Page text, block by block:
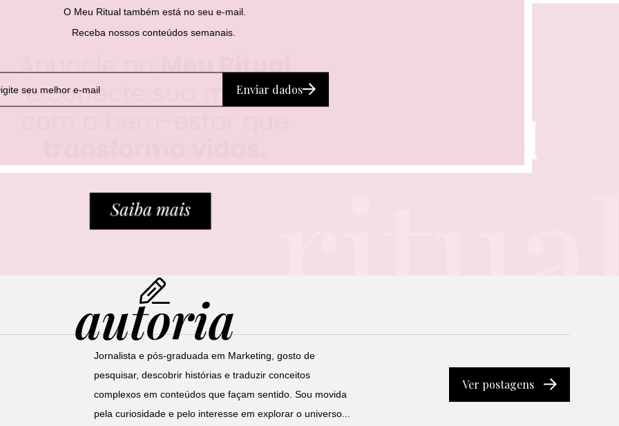
autoria
Jornalista e pós-graduada em Marketing, gosto de
pesquisar, descobrir histórias e traduzir conceitos
complexos em conteúdos que façam sentido. Sou movida
pela curiosidade e pelo interesse em explorar o universo...
Ver postagens
O Meu Ritual também está no seu e-mail.
Receba nossos conteúdos semanais.
Enviar dados